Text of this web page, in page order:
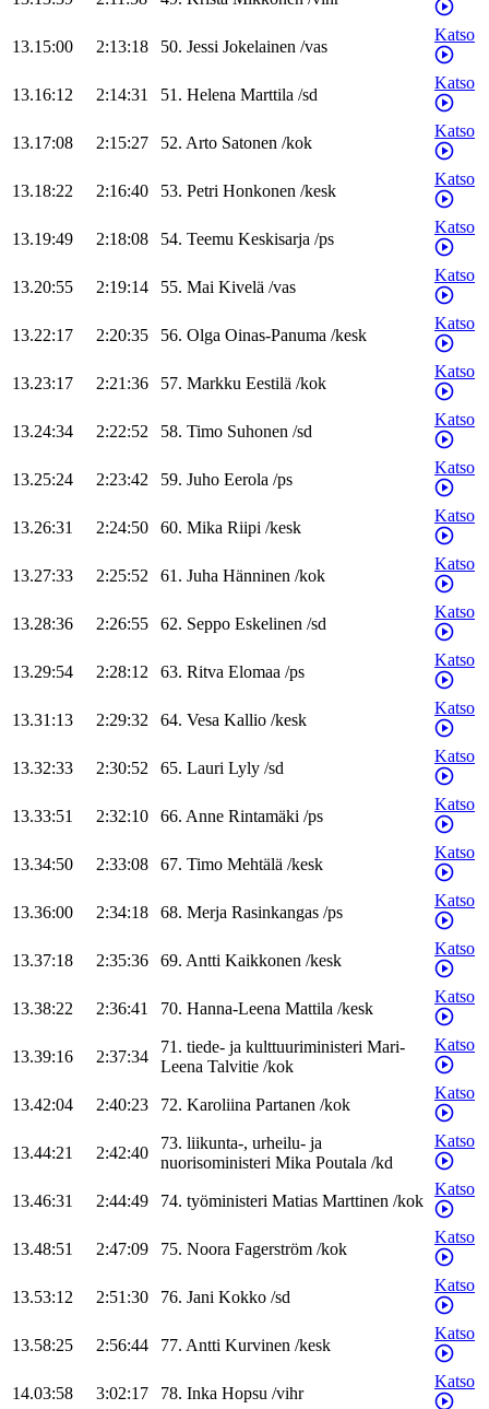
13.15:00 2:13:18 50. Jessi Jokelainen /vas
Katso
13.16:12 2:14:31 51. Helena Marttila /sd
Katso
13.17:08 2:15:27 52. Arto Satonen /kok
Katso
13.18:22 2:16:40 53. Petri Honkonen /kesk
Katso
13.19:49 2:18:08 54. Teemu Keskisarja /ps
Katso
13.20:55 2:19:14 55. Mai Kivelä /vas
Katso
13.22:17 2:20:35 56. Olga Oinas-Panuma /kesk
Katso
13.23:17 2:21:36 57. Markku Eestilä /kok
Katso
13.24:34 2:22:52 58. Timo Suhonen /sd
Katso
13.25:24 2:23:42 59. Juho Eerola /ps
Katso
13.26:31 2:24:50 60. Mika Riipi /kesk
Katso
13.27:33 2:25:52 61. Juha Hänninen /kok
Katso
13.28:36 2:26:55 62. Seppo Eskelinen /sd
Katso
13.29:54 2:28:12 63. Ritva Elomaa /ps
Katso
13.31:13 2:29:32 64. Vesa Kallio /kesk
Katso
13.32:33 2:30:52 65. Lauri Lyly /sd
Katso
13.33:51 2:32:10 66. Anne Rintamäki /ps
Katso
13.34:50 2:33:08 67. Timo Mehtälä /kesk
Katso
13.36:00 2:34:18 68. Merja Rasinkangas /ps
Katso
13.37:18 2:35:36 69. Antti Kaikkonen /kesk
Katso
13.38:22 2:36:41 70. Hanna-Leena Mattila /kesk
Katso
13.39:16 2:37:34
71. tiede- ja kulttuuriministeri Mari-
Leena Talvitie /kok
Katso
13.42:04 2:40:23 72. Karoliina Partanen /kok
Katso
13.44:21 2:42:40
73. liikunta-, urheilu- ja
nuorisoministeri Mika Poutala /kd
Katso
13.46:31 2:44:49 74. työministeri Matias Marttinen /kok
Katso
13.48:51 2:47:09 75. Noora Fagerström /kok
Katso
13.53:12 2:51:30 76. Jani Kokko /sd
Katso
13.58:25 2:56:44 77. Antti Kurvinen /kesk
Katso
14.03:58 3:02:17 78. Inka Hopsu /vihr
Katso